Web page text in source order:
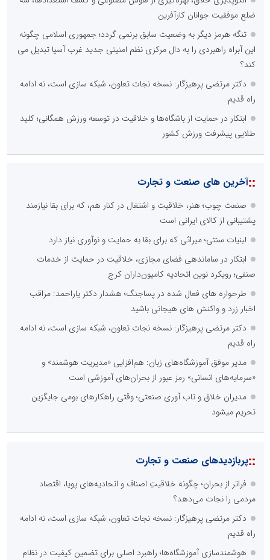
ضلع موفقیت جوانان کارآفرین
تنگه هرمز دیگر به وضعیت سابق برنمی گردد؛ جمهوری اسلامی چگونه
این آبراه راهبردی را به دال مرکزی نظم امنیتی جدید غرب آسیا تبدیل می
کند؟
دکتر مرتضی پرهیزگار: نسخه نجات تعاون، شبکه سازی است، نه ادامه
راه قدیم
ابتکار در حمایت از باشگاه‌ها و خلاقیت در توسعه ورزش همگانی؛ کلید
طلایی پیشرفت ورزش کشور
::آخرین های صنعت و تجارت
صنعت چوب؛ هنر، خلاقیت و اشتغال در کنار هم، که برای بقا نیازمند
پشتیبانی از کالای ایرانی است
لبنیات سنتی؛ میراثی که برای بقا به حمایت و نوآوری نیاز دارد
ابتکار در ساماندهی فضای مجازی، خلاقیت در حمایت از خدمات
صنفی؛ رویکرد نوین اتحادیه کامیون‌داران کرج
طرحواره های فعال شده در پساجنگ؛ هشدار دکتر یاراحمد: مراقب
اخبار زرد و واکنش های هیجانی باشید
دکتر مرتضی پرهیزگار: نسخه نجات تعاون، شبکه سازی است، نه ادامه
راه قدیم
مدیر موفق آموزشگاه‌های زبان: هم‌افزایی «مدیریت هوشمند» و
«سرمایه‌های انسانی» رمز عبور از بحران‌های آموزشی است
مدیران خلاق و تاب آوری صنعتی؛ وقتی راهکارهای بومی جایگزین
تحریم میشود
::پربازدیدهای صنعت و تجارت
فراتر از بحران؛ چگونه خلاقیتِ اصناف و اتحادیه‌های پویا، اقتصاد
مردمی را نجات می‌دهد؟
دکتر مرتضی پرهیزگار: نسخه نجات تعاون، شبکه سازی است، نه ادامه
راه قدیم
هوشمندسازی آموزشگاه‌ها؛ راهبرد اصلی برای تضمین کیفیت در نظام